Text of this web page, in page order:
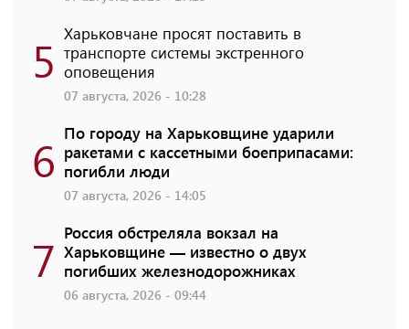
5 Харьковчане просят поставить в
транспорте системы экстренного
оповещения
07 августа, 2026 - 10:28
6 По городу на Харьковщине ударили
ракетами с кассетными боеприпасами:
погибли люди
07 августа, 2026 - 14:05
7 Россия обстреляла вокзал на
Харьковщине — известно о двух
погибших железнодорожниках
06 августа, 2026 - 09:44